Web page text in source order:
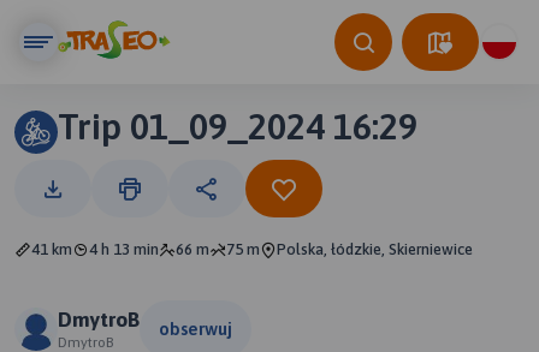
Trip 01_09_2024 16:29
41 km 4 h 13 min 66 m 75 m Polska, łódzkie, Skierniewice
DmytroB
DmytroB
obserwuj